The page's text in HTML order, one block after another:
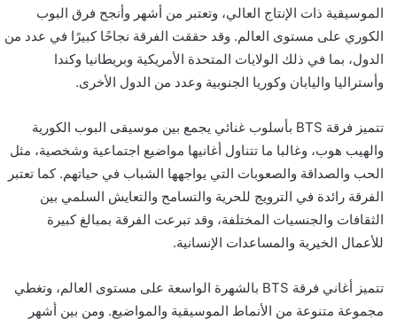
الموسيقية ذات الإنتاج العالي، وتعتبر من أشهر وأنجح فرق البوب
الكوري على مستوى العالم. وقد حققت الفرقة نجاحًا كبيرًا في عدد من
الدول، بما في ذلك الولايات المتحدة الأمريكية وبريطانيا وكندا
وأستراليا واليابان وكوريا الجنوبية وعدد من الدول الأخرى.
تتميز فرقة BTS بأسلوب غنائي يجمع بين موسيقى البوب الكورية
والهيب هوب، وغالبا ما تتناول أغانيها مواضيع اجتماعية وشخصية، مثل
الحب والصداقة والصعوبات التي يواجهها الشباب في حياتهم. كما تعتبر
الفرقة رائدة في الترويج للحرية والتسامح والتعايش السلمي بين
الثقافات والجنسيات المختلفة، وقد تبرعت الفرقة بمبالغ كبيرة
للأعمال الخيرية والمساعدات الإنسانية.
تتميز أغاني فرقة BTS بالشهرة الواسعة على مستوى العالم، وتغطي
مجموعة متنوعة من الأنماط الموسيقية والمواضيع. ومن بين أشهر